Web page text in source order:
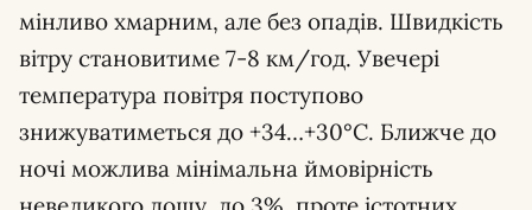
мінливо хмарним, але без опадів. Швидкість
вітру становитиме 7-8 км/год. Увечері
температура повітря поступово
знижуватиметься до +34…+30°С. Ближче до
ночі можлива мінімальна ймовірність